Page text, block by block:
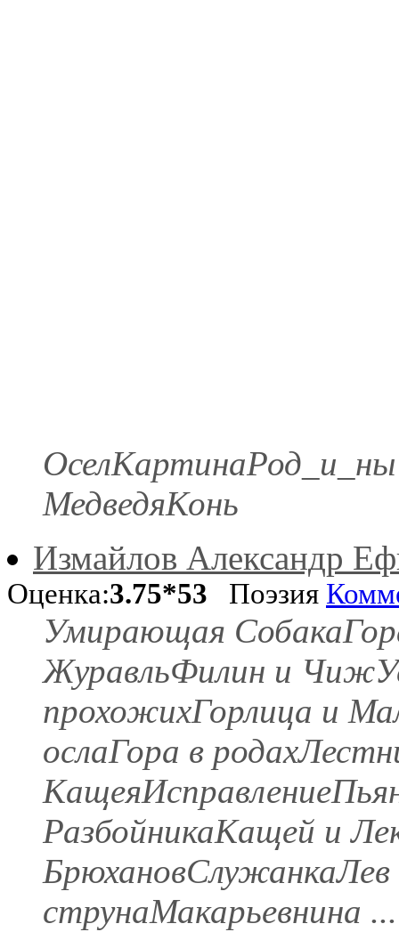
МедведяКонь
Измайлов Александр
Оценка:3.75*53 Поэзия
Умирающая
ЖуравльФилин и
прохожихГорлица и
ослаГора в
РазбойникаКащей и
струнаМакарьевнина ...